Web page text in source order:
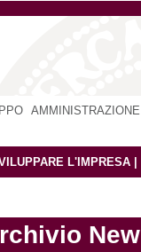
L'IMPRESA